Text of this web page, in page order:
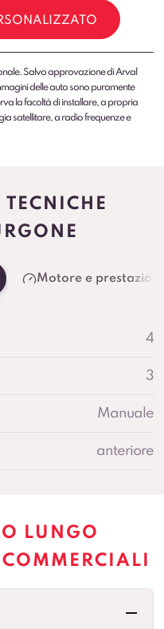
Salvo approvazione di Arval
delle auto sono puramente
la facoltà di installare, a propria
satellitare, a radio frequenze e
TECNICHE
Motore e prestazioni
4
3
Manuale
anteriore
LUNGO